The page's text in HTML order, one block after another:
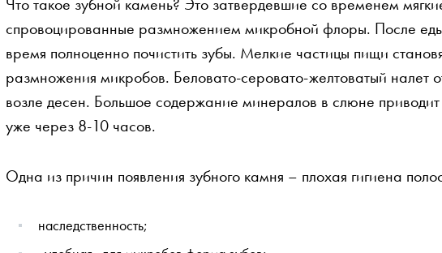
спровоцированные размножением микробной флоры. После еды
время полноценно почистить зубы. Мелкие частицы пищи
размножения микробов. Беловато-серовато-желтоватый налет
возле десен. Большое содержание минералов в слюне
уже через 8-10 часов.
Одна из причин появления зубного камня – плохая гигиена
наследственность;